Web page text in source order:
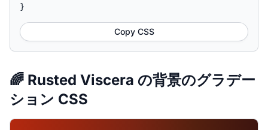
}
Copy CSS
🌈 Rusted Viscera の背景のグラデー
ション CSS